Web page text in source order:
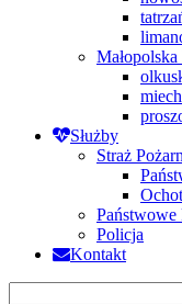
Małopolska
Służby
Straż
Policja
Kontakt